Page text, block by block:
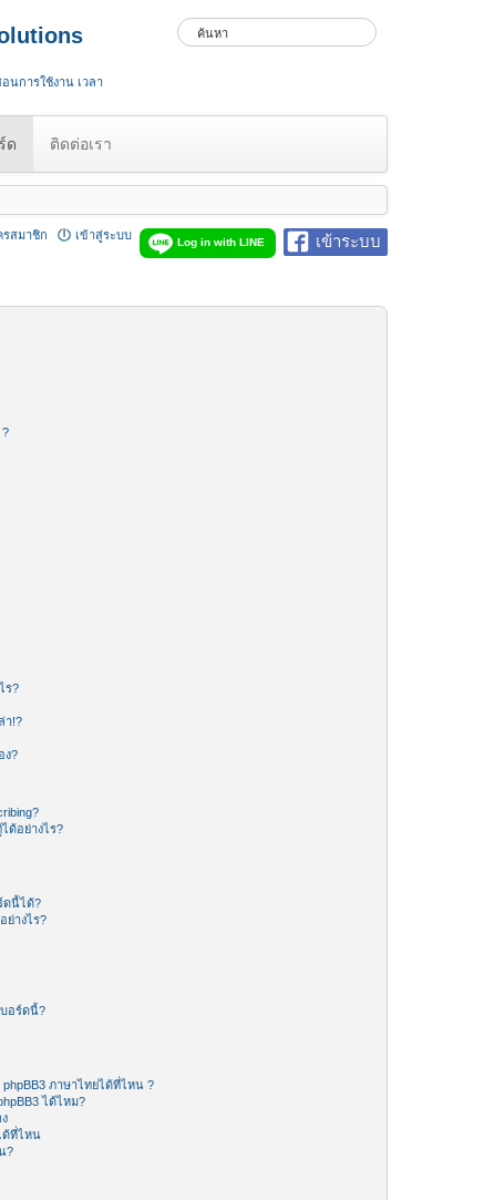
นการใช้งาน เวลา
ด ติดต่อเรา
เข้าระบบ
Log in with LINE
เข้าสู่ระบบ
รสมาชิก
?
ร?
า!?
ง?
ด้อย่างไร?
ดนี้ได้?
ย่างไร?
อร์ดนี้?
ภาษาไทยได้ที่ไหน ?
ได้ไหม?
ด้ที่ไหน
?